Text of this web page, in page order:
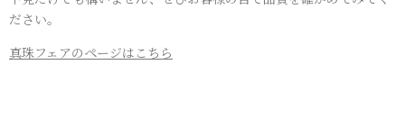
ださい。
真珠フェアのページはこちら